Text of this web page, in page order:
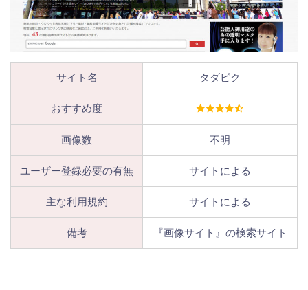
サイト名 タダピク
おすすめ度
画像数 不明
ユーザー登録必要の有無 サイトによる
主な利用規約 サイトによる
備考 『画像サイト』の検索サイト